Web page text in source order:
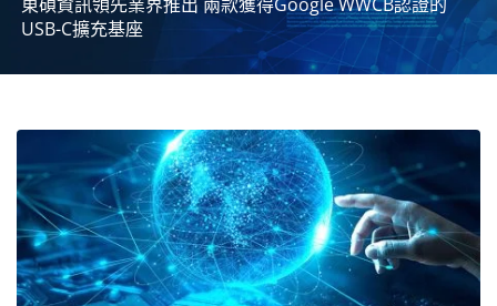
USB-C擴充基座